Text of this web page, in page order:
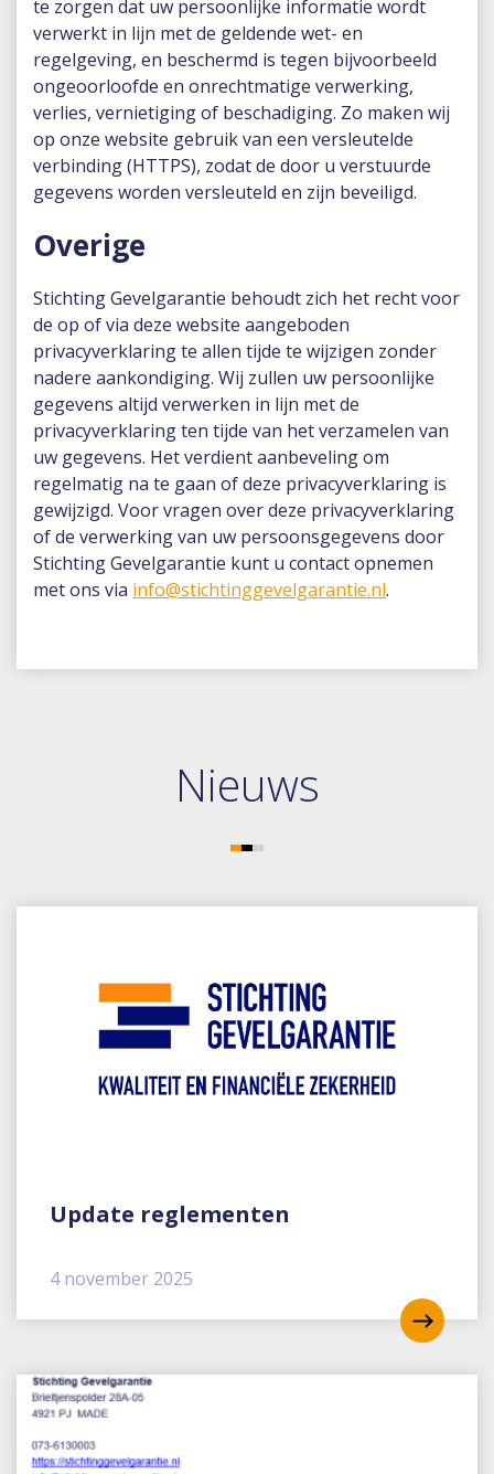
te zorgen dat uw persoonlijke informatie wordt
verwerkt in lijn met de geldende wet- en
regelgeving, en beschermd is tegen bijvoorbeeld
ongeoorloofde en onrechtmatige verwerking,
verlies, vernietiging of beschadiging. Zo maken wij
op onze website gebruik van een versleutelde
verbinding (HTTPS), zodat de door u verstuurde
gegevens worden versleuteld en zijn beveiligd.
Overige
Stichting Gevelgarantie behoudt zich het recht voor
de op of via deze website aangeboden
privacyverklaring te allen tijde te wijzigen zonder
nadere aankondiging. Wij zullen uw persoonlijke
gegevens altijd verwerken in lijn met de
privacyverklaring ten tijde van het verzamelen van
uw gegevens. Het verdient aanbeveling om
regelmatig na te gaan of deze privacyverklaring is
gewijzigd. Voor vragen over deze privacyverklaring
of de verwerking van uw persoonsgegevens door
Stichting Gevelgarantie kunt u contact opnemen
met ons via info@stichtinggevelgarantie.nl.
Nieuws
Update reglementen
4 november 2025